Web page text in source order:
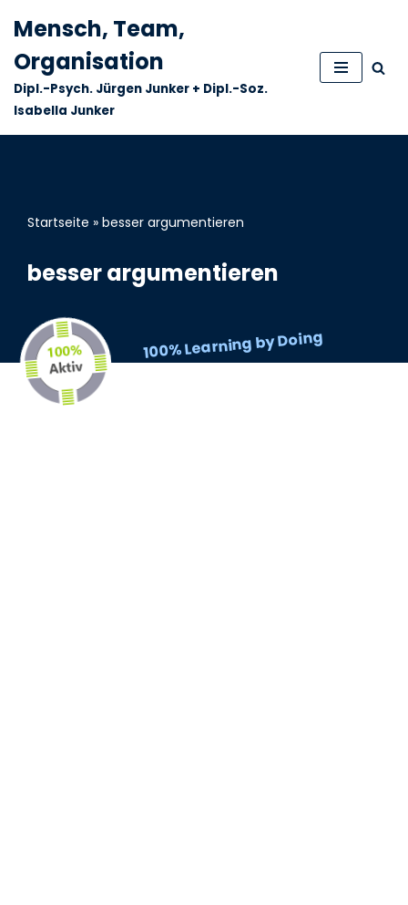
Zum
Inhalt
springen
Mensch, Team,
Organisation
Dipl.-Psych. Jürgen Junker + Dipl.-Soz.
Isabella Junker
100% Learning by Doing
Startseite » besser argumentieren
besser argumentieren